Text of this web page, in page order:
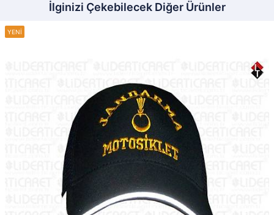
İlginizi Çekebilecek Diğer Ürünler